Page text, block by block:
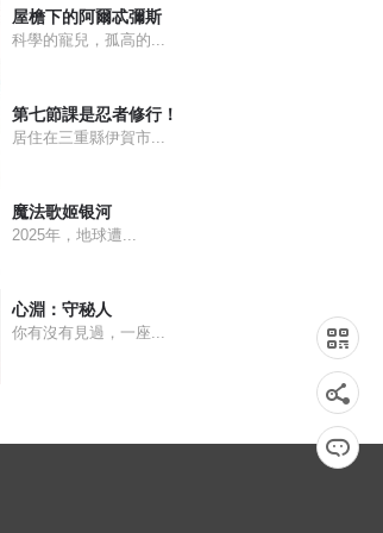
屋檐下的阿爾忒彌斯
科學的寵兒，孤高的...
第七節課是忍者修行！
居住在三重縣伊賀市...
魔法歌姬银河
2025年，地球遭...
心淵：守秘人
你有沒有見過，一座...